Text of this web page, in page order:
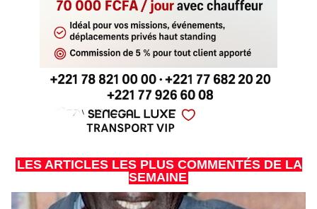
LES ARTICLES LES PLUS COMMENTÉS DE LA
SEMAINE